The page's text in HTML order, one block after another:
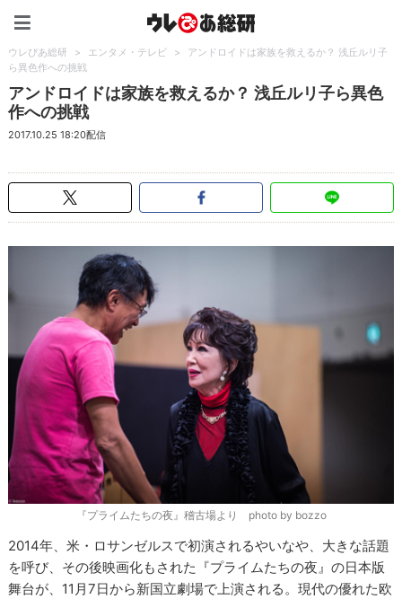
ウレぴあ総研 > エンタメ・テレビ >
アンドロイドは家族を救えるか？ 浅丘ルリ子
ら異色作への挑戦
アンドロイドは家族を救えるか？ 浅丘ルリ子ら異色
作への挑戦
2017.10.25 18:20配信
『プライムたちの夜』稽古場より photo by bozzo
2014年、米・ロサンゼルスで初演されるやいなや、大きな話題
を呼び、その後映画化もされた『プライムたちの夜』の日本版
舞台が、11月7日から新国立劇場で上演される。現代の優れた欧